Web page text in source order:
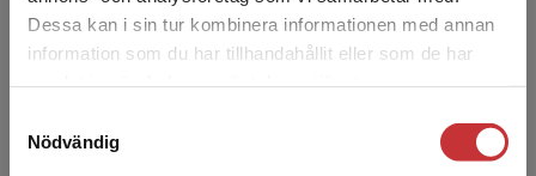
Dessa kan i sin tur kombinera informationen med annan
information som du har tillhandahållit eller som de har
Nödvändig
Det verkar som att du besöker
studentlitteratur.se via en enhet utanför Sverige.
Vi erbjuder inte leveranser utanför Sverige. För
att kunna slutföra ett köp måste
yngre barn vid Högskolan i Gävle. Han var
tidigare ve...